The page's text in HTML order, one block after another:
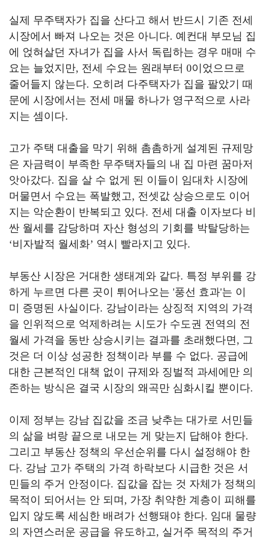
실제 무주택자가 집을 산다고 해서 반드시 기존 전세
시장에서 빠져 나오는 것은 아니다. 예컨대 부모님 집
에 얹혀살던 자녀가 집을 사서 독립하는 경우 매매 수
요는 늘었지만, 전세 수요는 원래부터 0이었으므로
줄어들지 않는다. 오히려 다주택자가 집을 팔았기 때
문에 시장에서는 전세 매물 하나가 영구적으로 사라
지는 셈이다.
고가 주택 대출을 막기 위해 촘촘하게 설계된 규제망
은 자금력이 부족한 무주택자들의 내 집 마련 꿈마저
앗아갔다. 집을 살 수 없게 된 이들이 임대차 시장에
머물면서 수요는 폭발했고, 전셋값 상승으로도 이어
지는 악순환이 반복되고 있다. 전세 대출 이자보다 비
싼 월세를 감당하며 자산 형성의 기회를 박탈당하는
‘비자발적 월세화’ 역시 빨라지고 있다.
부동산 시장은 거대한 생태계와 같다. 특정 부위를 강
하게 누르면 다른 곳이 튀어나오는 '풍선 효과'는 이
미 증명된 사실이다. 강남이라는 상징적 지역의 가격
을 인위적으로 억제하려는 시도가 수도권 전역의 전
월세 가격을 동반 상승시키는 결과를 초래했다면, 그
것은 더 이상 성공한 정책이라 부를 수 없다. 공급에
대한 근본적인 대책 없이 규제와 징벌적 과세에만 의
존하는 방식은 결국 시장의 왜곡만 심화시킬 뿐이다.
이제 정부는 강남 집값을 조금 낮추는 대가로 서민들
의 삶을 벼랑 끝으로 내모는 게 맞는지 답해야 한다.
그리고 부동산 정책의 우선순위를 다시 설정해야 한
다. 강남 고가 주택의 가격 하락보다 시급한 것은 서
민들의 주거 안정이다. 집값을 잡는 것 자체가 정책의
목적이 되어서는 안 되며 , 가장 취약한 계층이 피해를
입지 않도록 세심한 배려가 선행돼야 한다. 임대 물량
의 자연스러운 공급을 유도하고, 실거주 목적의 주거